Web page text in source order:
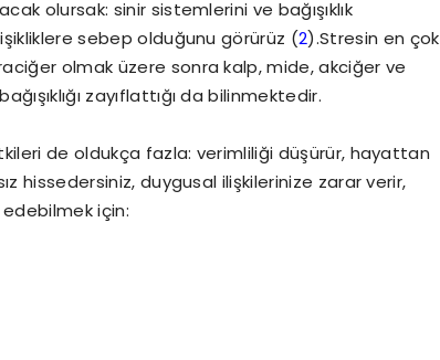
olursak: sinir sistemlerini ve bağışıklık
sebep olduğunu görürüz (2).Stresin en çok
olmak üzere sonra kalp, mide, akciğer ve
zayıflattığı da bilinmektedir.
de oldukça fazla: verimliliği düşürür, hayattan
hissedersiniz, duygusal ilişkilerinize zarar verir,
için: